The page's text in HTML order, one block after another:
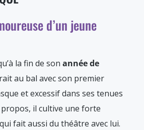
d’un jeune
la fin de son année de
au bal avec son premier
et excessif dans ses tenues
propos, il cultive une forte
fait aussi du théâtre avec lui.